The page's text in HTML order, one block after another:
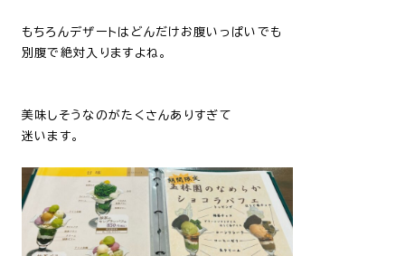
もちろんデザートはどんだけお腹いっぱいでも
別腹で絶対入りますよね。
美味しそうなのがたくさんありすぎて
迷います。